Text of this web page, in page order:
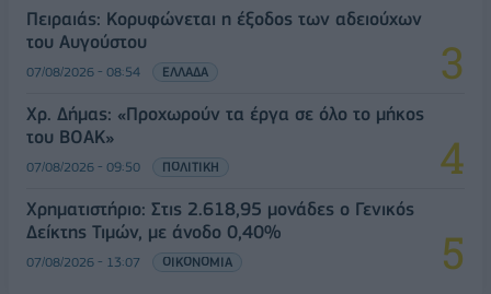
Πειραιάς: Κορυφώνεται η έξοδος των αδειούχων
του Αυγούστου
07/08/2026 - 08:54 ΕΛΛΑΔΑ
Χρ. Δήμας: «Προχωρούν τα έργα σε όλο το μήκος
του ΒΟΑΚ»
07/08/2026 - 09:50 ΠΟΛΙΤΙΚΗ
Χρηματιστήριο: Στις 2.618,95 μονάδες ο Γενικός
Δείκτης Τιμών, με άνοδο 0,40%
07/08/2026 - 13:07 ΟΙΚΟΝΟΜΙΑ